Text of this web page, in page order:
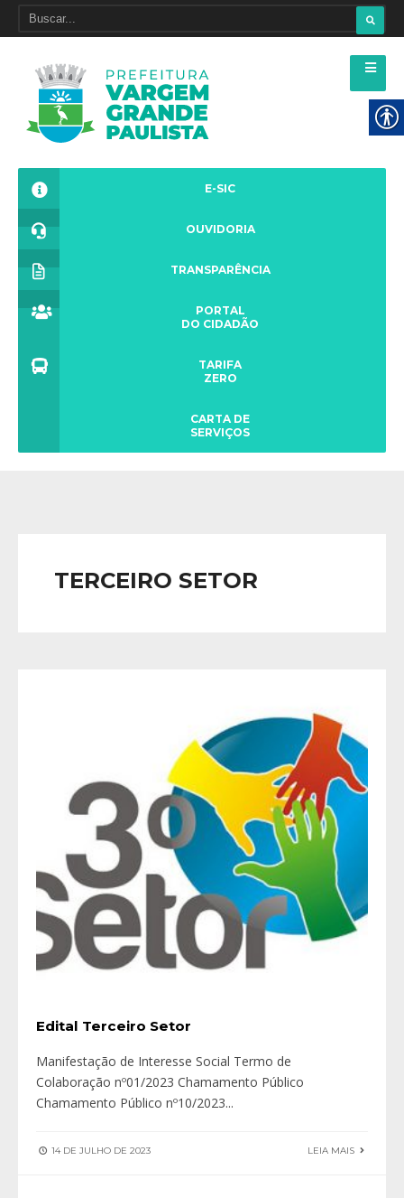
E-SIC
OUVIDORIA
TRANSPARÊNCIA
PORTAL
DO CIDADÃO
TARIFA
ZERO
CARTA DE
SERVIÇOS
TERCEIRO SETOR
Edital Terceiro Setor
Manifestação de Interesse Social Termo de
Colaboração nº01/2023 Chamamento Público
Chamamento Público nº10/2023...
14 DE JULHO DE 2023 LEIA MAIS